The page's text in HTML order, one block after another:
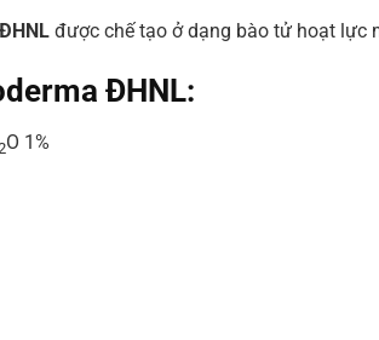
được chế tạo ở dạng bào tử hoạt lực
ĐHNL:
O 1%